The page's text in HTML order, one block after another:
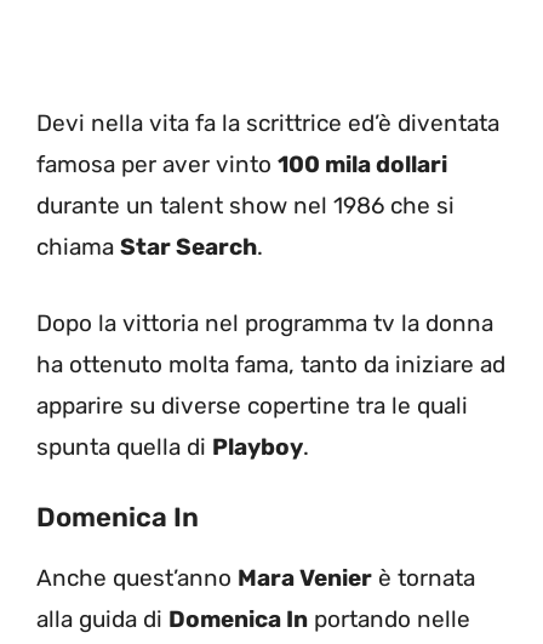
Devi nella vita fa la scrittrice ed’è diventata
famosa per aver vinto 100 mila dollari
durante un talent show nel 1986 che si
chiama Star Search.
Dopo la vittoria nel programma tv la donna
ha ottenuto molta fama, tanto da iniziare ad
apparire su diverse copertine tra le quali
spunta quella di Playboy.
Domenica In
Anche quest’anno Mara Venier è tornata
alla guida di Domenica In portando nelle